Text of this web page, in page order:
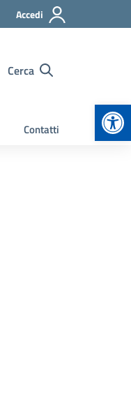
Accedi
Cerca
Contatti